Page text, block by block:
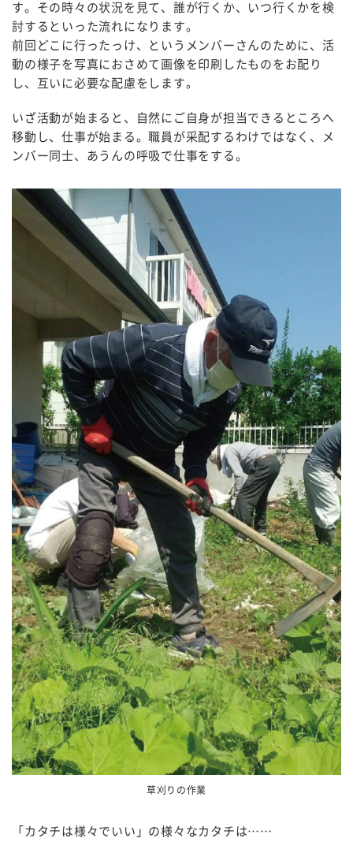
す。その時々の状況を見て、誰が行くか、いつ行くかを検
討するといった流れになります。
前回どこに行ったっけ、というメンバーさんのために、活
動の様子を写真におさめて画像を印刷したものをお配り
し、互いに必要な配慮をします。
いざ活動が始まると、自然にご自身が担当できるところへ
移動し、仕事が始まる。職員が采配するわけではなく、メ
ンバー同士、あうんの呼吸で仕事をする。
草刈りの作業
「カタチは様々でいい」の様々なカタチは……